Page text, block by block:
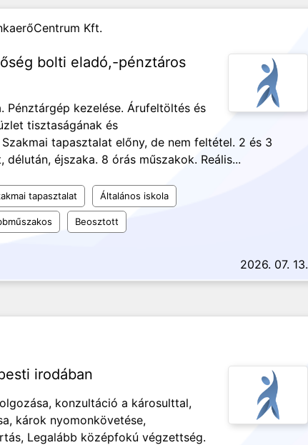
Kft.
bolti eladó,-pénztáros
Pénztárgép kezelése. Árufeltöltés és
tisztaságának és
tapasztalat előny, de nem feltétel. 2 és 3
éjszaka. 8 órás műszakok. Reális...
tapasztalat Általános iskola
Beosztott
2026. 07. 13.
irodában
konzultáció a károsulttal,
károk nyomonkövetése,
Legalább középfokú végzettség.